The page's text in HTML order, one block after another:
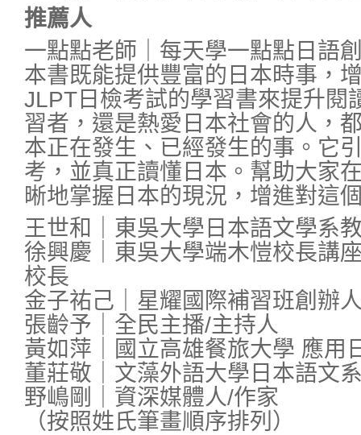
推薦人
一點點老師｜每天學一點點日語
本書既能提供豐富的日本時事，
JLPT日檢考試的學習書來提升閱
習者，還是熱愛日本社會的人，
本正在發生、已經發生的事。它
考，並真正讀懂日本。幫助大家
晰地掌握日本的現況，增進對這
王世和｜東吳大學日本語文學系
徐興慶｜東吳大學端木愷校長講
校長
金子祐己｜星耀國際補習班創辦
張齡予｜全民主播/主持人
黃如萍｜國立高雄餐旅大學 應用
董莊敬｜文藻外語大學日本語文
野嶋剛｜資深媒體人/作家
（按照姓氏筆畫順序排列）